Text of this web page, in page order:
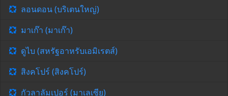
ลอนดอน (บริเตนใหญ่)
มาเก๊า (มาเก๊า)
ดูไบ (สหรัฐอาหรับเอมิเรตส์)
สิงคโปร์ (สิงคโปร์)
กัวลาลัมเปอร์ (มาเลเซีย)